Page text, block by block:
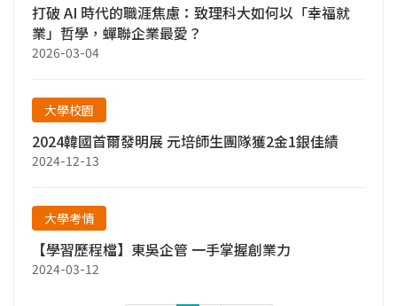
打破 AI 時代的職涯焦慮：致理科大如何以「幸福就
業」哲學，蟬聯企業最愛？
2026-03-04
大學校園
2024韓國首爾發明展 元培師生團隊獲2金1銀佳績
2024-12-13
大學考情
【學習歷程檔】東吳企管 一手掌握創業力
2024-03-12